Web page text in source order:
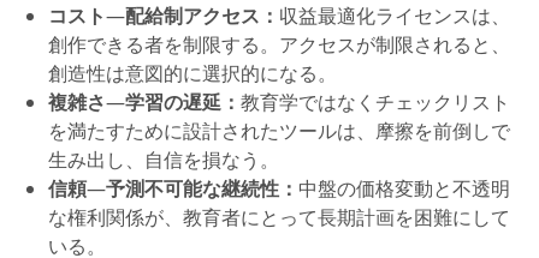
コスト—配給制アクセス： 収益最適化ライセンスは、
創作できる者を制限する。アクセスが制限されると、
創造性は意図的に選択的になる。
複雑さ—学習の遅延： 教育学ではなくチェックリスト
を満たすために設計されたツールは、摩擦を前倒しで
生み出し、自信を損なう。
信頼—予測不可能な継続性： 中盤の価格変動と不透明
な権利関係が、教育者にとって長期計画を困難にして
いる。